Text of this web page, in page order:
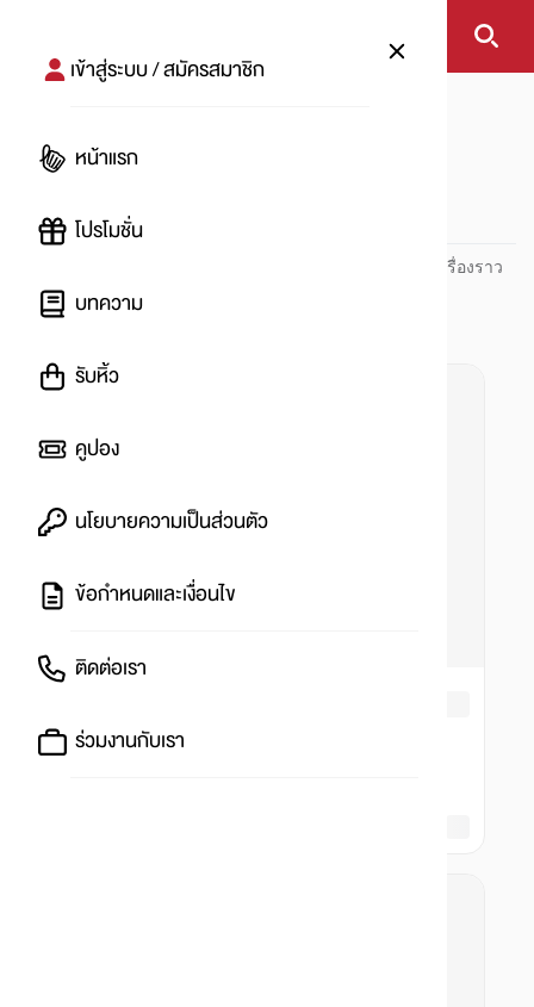
เข้าสู่ระบบ / สมัครสมาชิก
หน้าแรก
โปรโมชั่น
บทความ
รับหิ้ว
คูปอง
นโยบายความเป็นส่วนตัว
ข้อกำหนดและเงื่อนไข
ติดต่อเรา
ร่วมงานกับเรา
#
ปันโปร PUNPRO ที่ 1 ด้านโปรโมชัน อัปเดตและติดตามทุกเรื่องราว
โปรโมชัน